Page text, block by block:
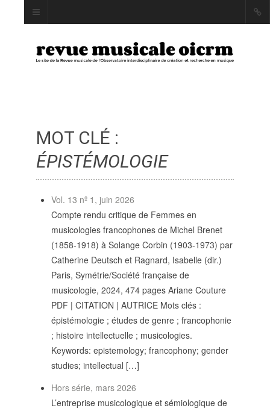
INDEX
AUTEUR·RICE·S
MOTS CLÉS
LA REVUE
PRÉSENTATION ET
POLITIQUE ÉDITORIALE
LA RÉDACTION
COMITÉ DE LECTURE
PROTOCOLE DE
SOUMISSION
PROCHAINS NUMÉROS
INDEXATION
MOT CLÉ :
ÉPISTÉMOLOGIE
Vol. 13 nº 1, juin 2026
Compte rendu critique de Femmes en
musicologies francophones de Michel Brenet
(1858-1918) à Solange Corbin (1903-1973) par
Catherine Deutsch et Ragnard, Isabelle (dir.)
Paris, Symétrie/Société française de
musicologie, 2024, 474 pages Ariane Couture
PDF | CITATION | AUTRICE Mots clés :
épistémologie ; études de genre ; francophonie
; histoire intellectuelle ; musicologies.
Keywords: epistemology; francophony; gender
studies; intellectual […]
Hors série, mars 2026
L’entreprise musicologique et sémiologique de